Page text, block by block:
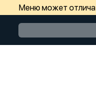
Меню может